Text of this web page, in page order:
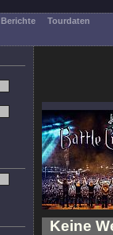
Berichte
Tourdaten
Keine